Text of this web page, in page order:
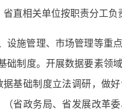
直相关单位按职责分工负
设施管理、市场管理等重
制度。开展数据要素领
基础制度立法调研，做
省政务局、省发展改革